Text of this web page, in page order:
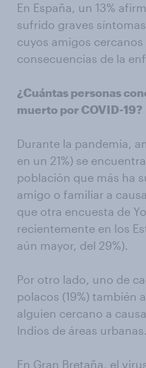
En España, un 13%
sufrido graves
cuyos amigos
consecuencias de la
¿Cuántas personas
muerto por COVID-19?
Durante la pandemia,
en un 21%) se
población que más ha
amigo o familiar a
que otra encuesta de
recientemente en los
aún mayor, del 29%).
Por otro lado, uno de
polacos (19%) también
alguien cercano a
Indios de áreas urbanas.
En Gran Bretaña, el